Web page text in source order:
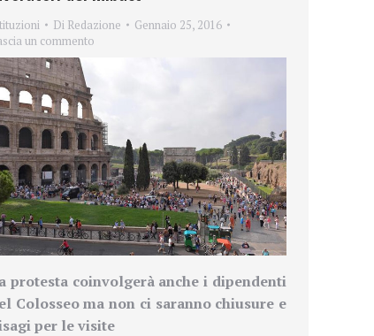
Di Redazione
Gennaio 25, 2016
un commento
protesta coinvolgerà anche i dipendenti
Colosseo ma non ci saranno chiusure e
per le visite